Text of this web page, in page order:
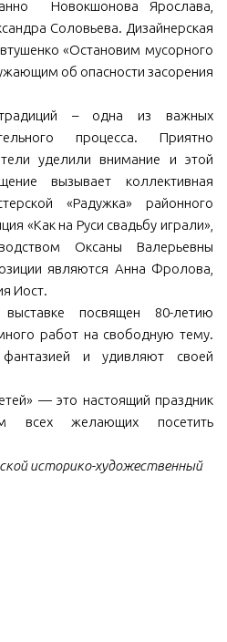
Новокшонова Ярослава,
Соловьева. Дизайнерская
«Остановим мусорного
об опасности засорения
– одна из важных
процесса. Приятно
уделили внимание и этой
вызывает коллективная
«Радужка» районного
«Как на Руси свадьбу играли»,
Оксаны Валерьевны
являются Анна Фролова,
Иост.
посвящен 80-летию
работ на свободную тему.
и удивляют своей
— это настоящий праздник
всех желающих посетить
историко-художественный